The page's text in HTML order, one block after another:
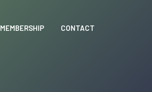
MEMBERSHIP CONTACT